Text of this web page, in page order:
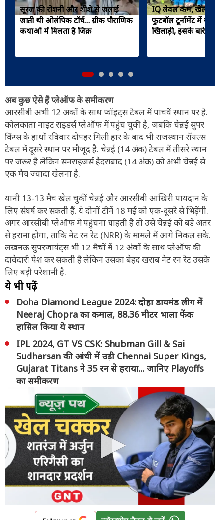
सूरज की रोशनी और शीशे से जलाई
जाती थी ओलंपिक टॉर्च… ग्रीक पौराणिक
कथाओं में मिलता है जिक्र
IQ लेवल कम, खेल में है
फुटबॉल टूर्नामेंट में
खिलाड़ी, इसके बारे में
अब कुछ ऐसे हैं प्लेऑफ के समीकरण
आरसीबी अभी 12 अंकों के साथ प्वॉइंट्स टेबल में पांचवें स्थान पर है.
कोलकाता नाइट राइडर्स प्लेऑफ में पहुंच चुकी है, जबकि चेन्नई सुपर
किंग्स के हाथों रविवार दोपहर मिली हार के बाद भी राजस्थान रॉयल्स
टेबल में दूसरे स्थान पर मौजूद है. चेन्नई (14 अंक) टेबल में तीसरे स्थान
पर जरूर है लेकिन सनराइजर्स हैदराबाद (14 अंक) को अभी चेन्नई से
एक मैच ज्यादा खेलना है.
यानी 13-13 मैच खेल चुकीं चेन्नई और आरसीबी आखिरी पायदान के
लिए संघर्ष कर सकती हैं. ये दोनों टीमें 18 मई को एक-दूसरे से भिड़ेंगी.
अगर आरसीबी प्लेऑफ में पहुंचना चाहती है तो उसे चेन्नई को बड़े अंतर
से हराना होगा, ताकि नेट रन रेट (NRR) के मामले में आगे निकल सके.
लखनऊ सुपरजायंट्स भी 12 मैचों में 12 अंकों के साथ प्लेऑफ की
दावेदारी पेश कर सकती है लेकिन उसका बेहद खराब नेट रन रेट उसके
लिए बड़ी परेशानी है.
ये भी पढ़ें
Doha Diamond League 2024: दोहा डायमंड लीग में
Neeraj Chopra का कमाल, 88.36 मीटर भाला फेंक
हासिल किया ये स्थान
IPL 2024, GT VS CSK: Shubman Gill & Sai
Sudharsan की आंधी में उड़ी Chennai Super Kings,
Gujarat Titans ने 35 रन से हराया... जानिए Playoffs
का समीकरण